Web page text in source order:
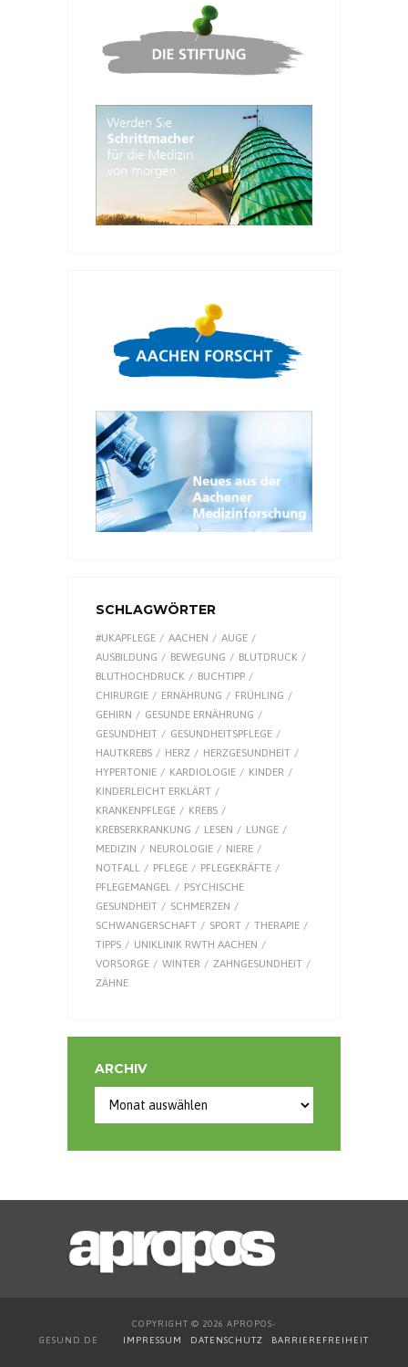
SCHLAGWÖRTER
#UKAPFLEGE AACHEN
AUGE
AUSBILDUNG
BEWEGUNG
BLUTDRUCK
BLUTHOCHDRUCK
BUCHTIPP
CHIRURGIE
ERNÄHRUNG
FRÜHLING
GEHIRN
GESUNDE ERNÄHRUNG
GESUNDHEIT
GESUNDHEITSPFLEGE
HAUTKREBS
HERZ
HERZGESUNDHEIT
HYPERTONIE
KARDIOLOGIE
KINDER
KINDERLEICHT ERKLÄRT
KRANKENPFLEGE
KREBS
KREBSERKRANKUNG
LESEN
LUNGE
MEDIZIN
NEUROLOGIE
NIERE
NOTFALL
PFLEGE
PFLEGEKRÄFTE
PFLEGEMANGEL
PSYCHISCHE
GESUNDHEIT
SCHMERZEN
SCHWANGERSCHAFT
SPORT
THERAPIE
TIPPS
UNIKLINIK RWTH AACHEN
VORSORGE
WINTER
ZAHNGESUNDHEIT
ZÄHNE
ARCHIV
COPYRIGHT © 2026 APROPOS-
GESUND.DE IMPRESSUM DATENSCHUTZ BARRIEREFREIHEIT